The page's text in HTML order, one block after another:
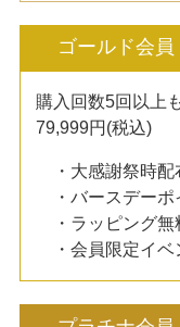
ゴールド会員
購入回数5回以上
79,999円(税込)
・大感謝祭時
・バースデー
・ラッピング無
・会員限定イ